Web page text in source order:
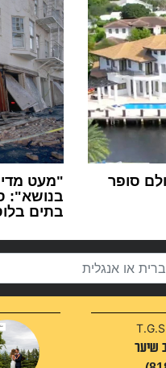
"מעט מדי
בנושא":
בתים
סופר
שיער